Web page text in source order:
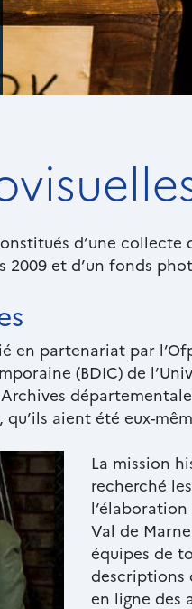
d’une collecte
2009 et d’un fonds
en partenariat par
(BDIC) de
aient été eux-
Texte
riche
La mission
recherché
Val de
équipes de
descriptions
en ligne des